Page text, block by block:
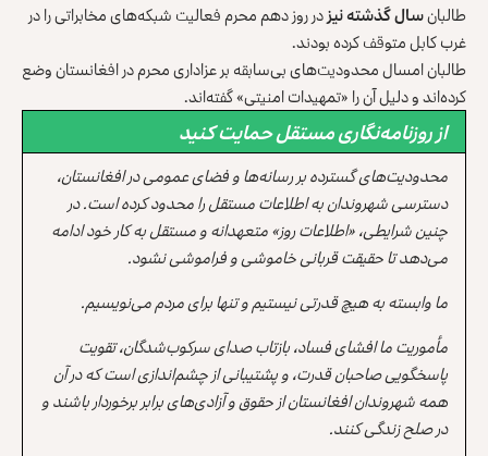
طالبانسال گذشته نیزدر روز دهم محرم فعالیت شبکه‌های مخابراتی را در
غرب کابل متوقف کرده‌ بودند.
طالبان امسال محدودیت‌های بی‌سابقه بر عزاداری محرم در افغانستان وضع
کرده‌اند و دلیل آن را «تمهیدات امنیتی» گفته‌اند.
از روزنامه‌نگاری مستقل حمایت کنید
محدودیت‌های گسترده بر رسانه‌ها و فضای عمومی در افغانستان،
دسترسی شهروندان به اطلاعات مستقل را محدود کرده است. در
چنین شرایطی، «اطلاعات روز» متعهدانه و مستقل به کار خود ادامه
می‌دهد تا حقیقت قربانی خاموشی و فراموشی نشود.
ما وابسته به هیچ قدرتی نیستیم و تنها برای مردم می‌نویسیم.
مأموریت ما افشای فساد، بازتاب صدای سرکوب‌شدگان، تقویت
پاسخگویی صاحبان قدرت، و پشتیبانی از چشم‌اندازی است که در آن
همه شهروندان افغانستان از حقوق و آزادی‌های برابر برخوردار باشند و
در صلح زندگی کنند.